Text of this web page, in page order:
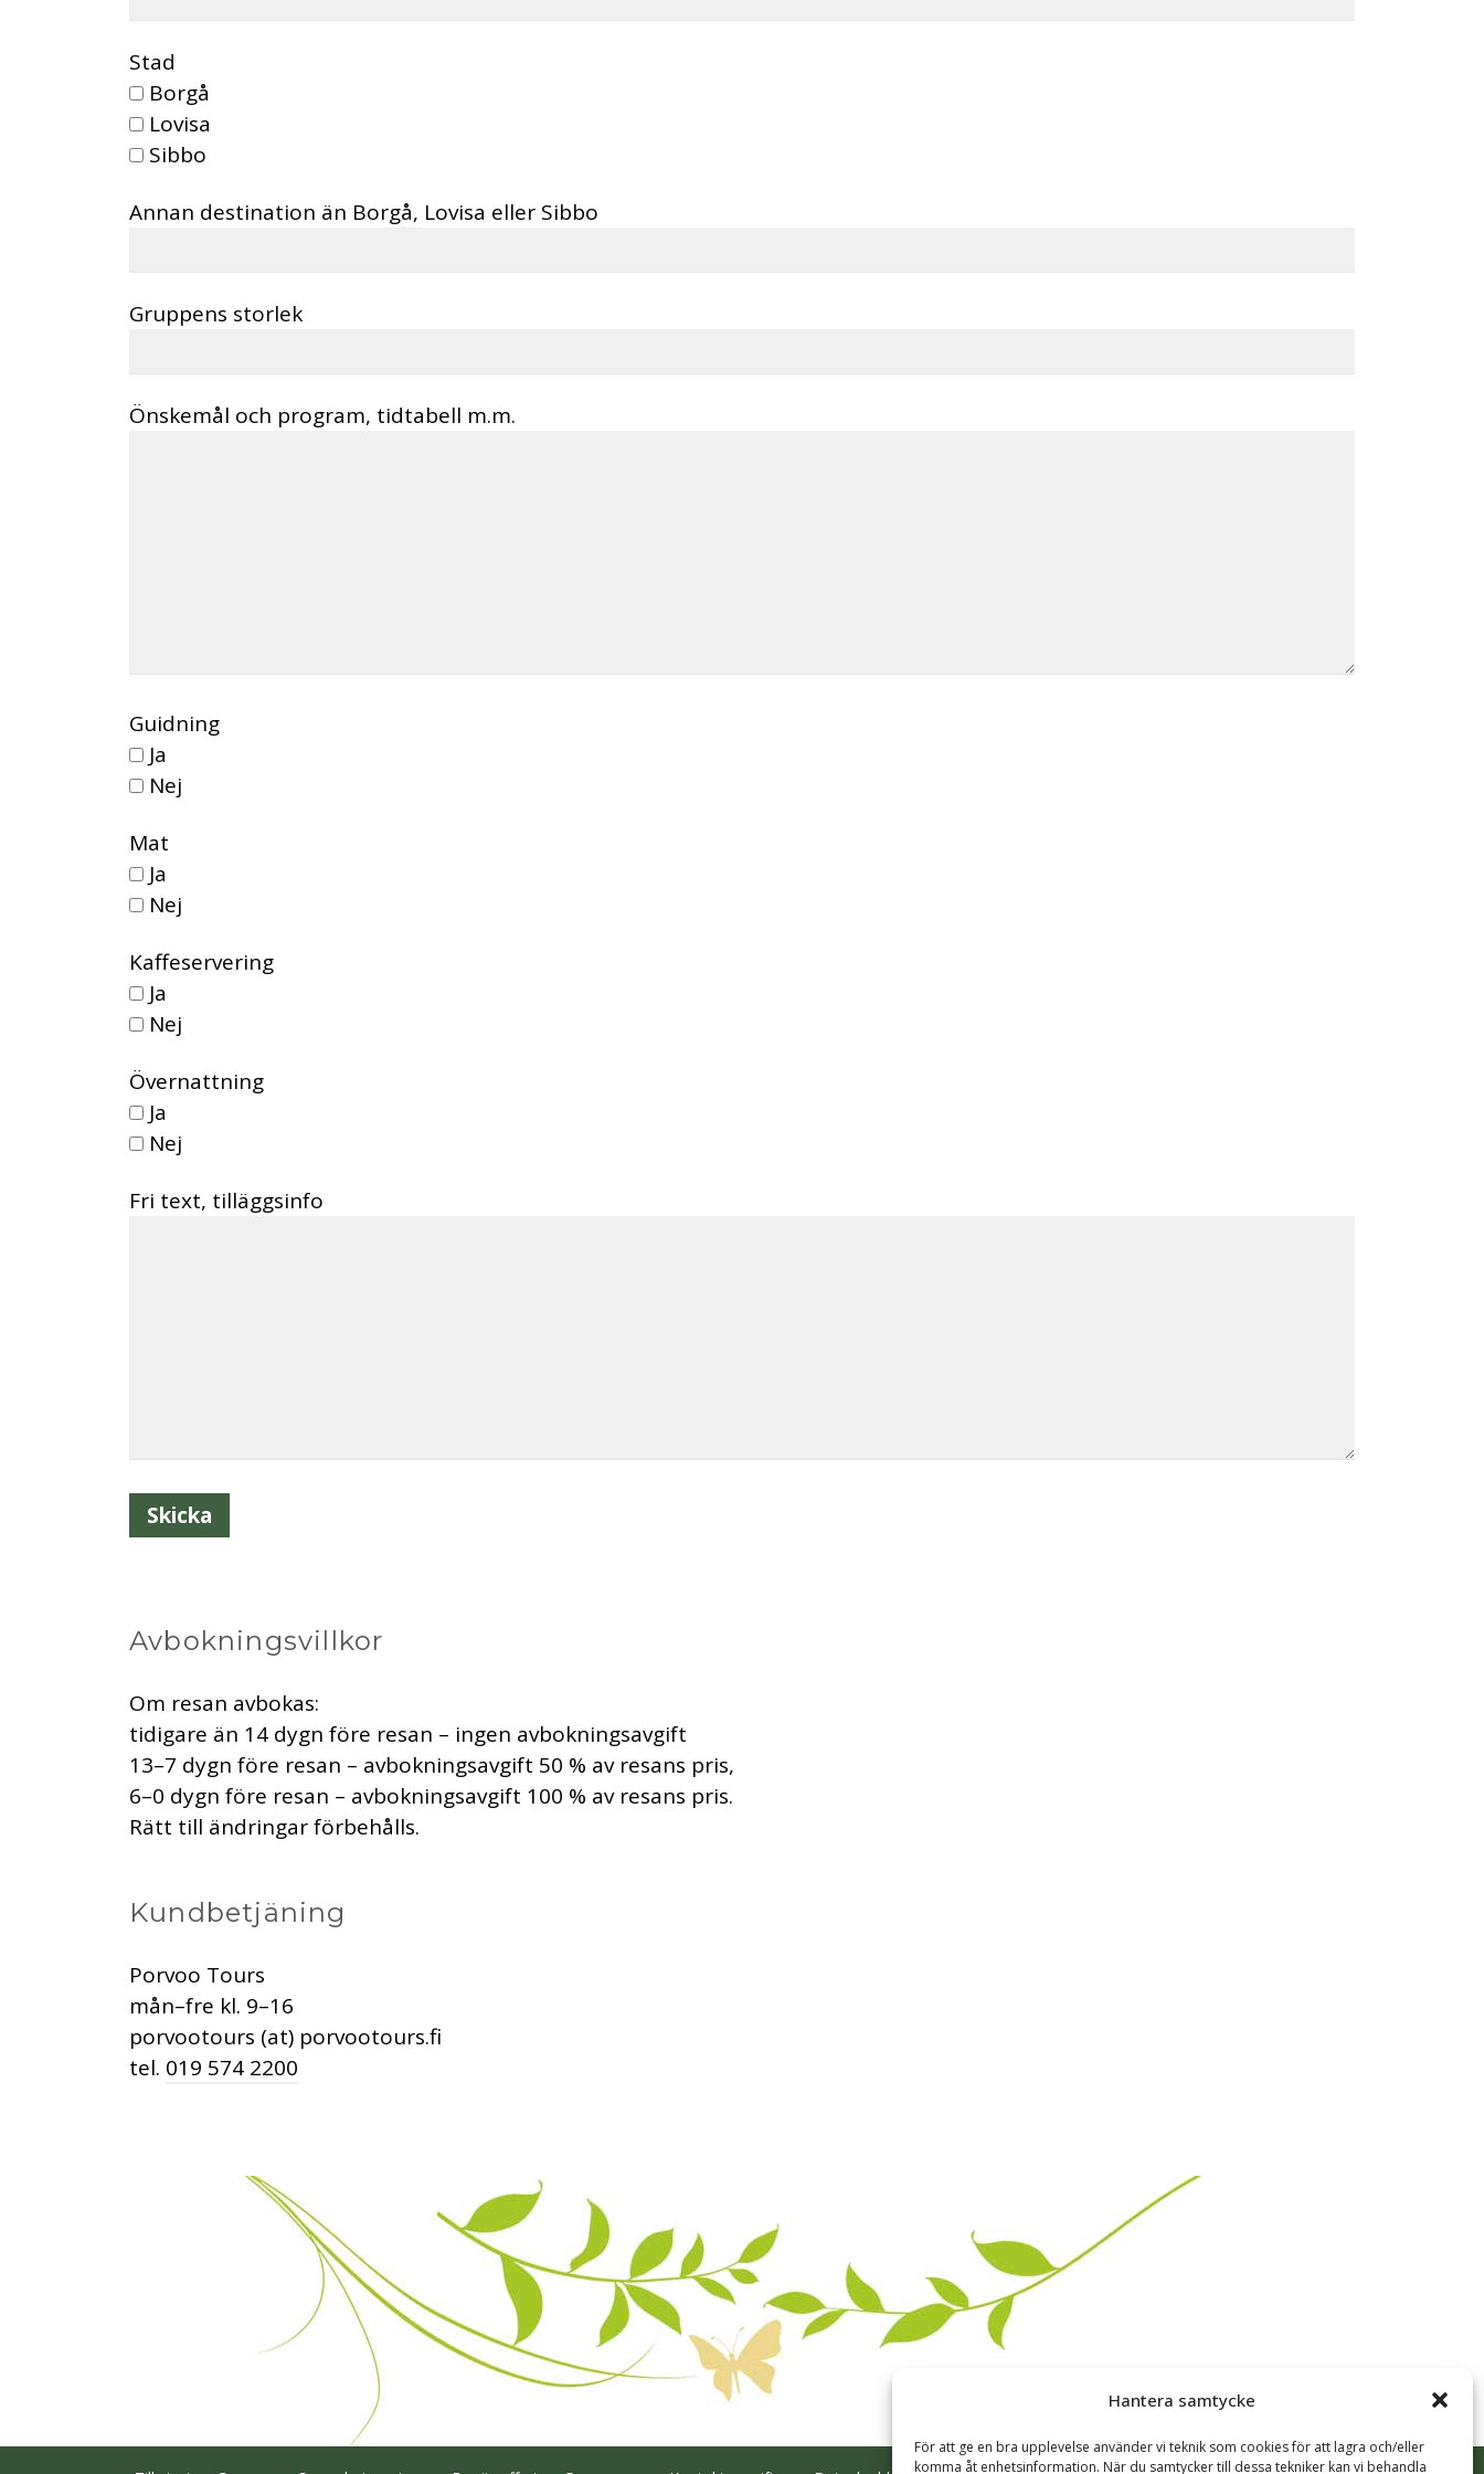
Hantera samtycke
För att ge en bra upplevelse använder vi teknik som cookies för att lagra och/eller
komma åt enhetsinformation. När du samtycker till dessa tekniker kan vi behandla
Stad
Borgå
Lovisa
Sibbo
Annan destination än Borgå, Lovisa eller Sibbo
Gruppens storlek
Önskemål och program, tidtabell m.m.
Guidning
Ja
Nej
Mat
Ja
Nej
Kaffeservering
Ja
Nej
Övernattning
Ja
Nej
Fri text, tilläggsinfo
Avbokningsvillkor
Om resan avbokas:
tidigare än 14 dygn före resan – ingen avbokningsavgift
13–7 dygn före resan – avbokningsavgift 50 % av resans pris,
6–0 dygn före resan – avbokningsavgift 100 % av resans pris.
Rätt till ändringar förbehålls.
Kundbetjäning
Porvoo Tours
mån–fre kl. 9–16
porvootours (at) porvootours.fi
tel. 019 574 2200